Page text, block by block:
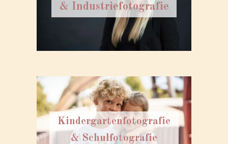
& Industriefotografie
Kindergartenfotografie
& Schulfotografie